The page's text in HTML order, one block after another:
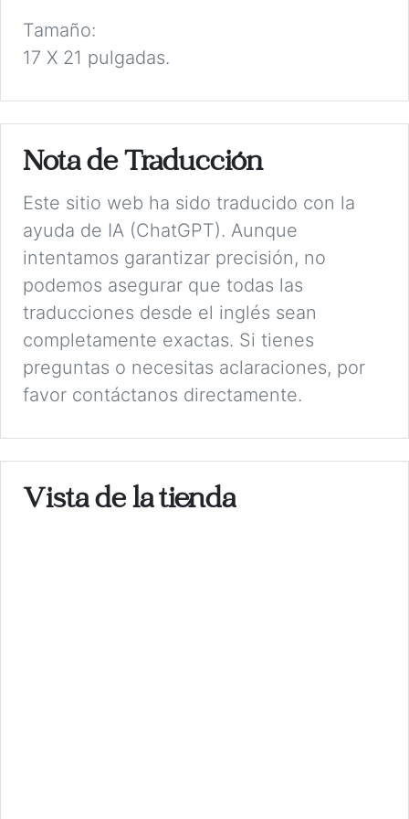
Tamaño:
17 X 21 pulgadas.
Nota de Traducción
Este sitio web ha sido traducido con la
ayuda de IA (ChatGPT). Aunque
intentamos garantizar precisión, no
podemos asegurar que todas las
traducciones desde el inglés sean
completamente exactas. Si tienes
preguntas o necesitas aclaraciones, por
favor contáctanos directamente.
Vista de la tienda